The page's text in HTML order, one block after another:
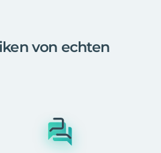
von echten